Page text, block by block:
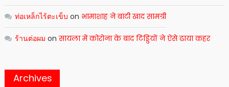
ท่อเหล็กไร้ตะเข็บ on भामाशाह ने बांटी खाद सामग्री
ร้านต่อผม onसायला में कोरोना के बाद टिड्डियों ने ऐसे ढाया कहर
Archives